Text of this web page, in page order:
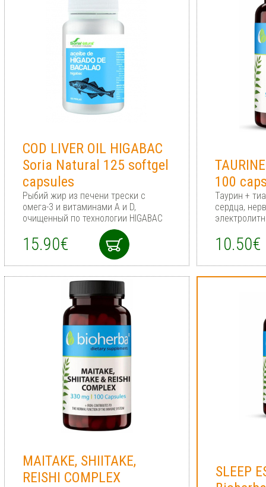
COD LIVER OIL HIGABAC
Soria Natural 125 softgel
capsules
Рыбий жир из печени трески с
омега-3 и витаминами A и D,
очищенный по технологии HIGABAC
15.90€
100
Таурин +
сердца,
10.50€
MAITAKE, SHIITAKE,
REISHI COMPLEX
SLEEP